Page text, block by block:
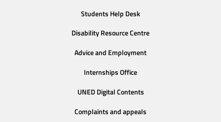
Students Help Desk
Disability Resource Centre
Advice and Employment
Internships Office
UNED Digital Contents
Complaints and appeals